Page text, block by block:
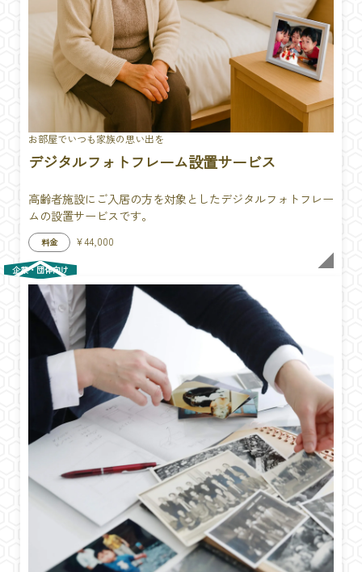
お部屋でいつも家族の思い出を
デジタルフォトフレーム設置サービス
高齢者施設にご入居の方を対象としたデジタルフォトフレー
ムの設置サービスです。
料金 ¥44,000
企業・団体向け